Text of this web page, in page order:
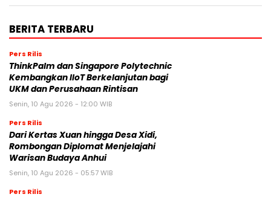
BERITA TERBARU
Pers Rilis
ThinkPalm dan Singapore Polytechnic
Kembangkan IIoT Berkelanjutan bagi
UKM dan Perusahaan Rintisan
Senin, 10 Agu 2026 - 12:00 WIB
Pers Rilis
Dari Kertas Xuan hingga Desa Xidi,
Rombongan Diplomat Menjelajahi
Warisan Budaya Anhui
Senin, 10 Agu 2026 - 05:57 WIB
Pers Rilis